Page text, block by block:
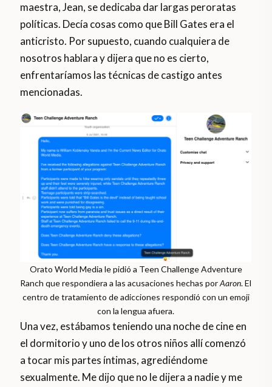
maestra, Jean, se dedicaba dar largas peroratas
políticas. Decía cosas como que Bill Gates era el
anticristo. Por supuesto, cuando cualquiera de
nosotros hablara y dijera que no es cierto,
enfrentaríamos las técnicas de castigo antes
mencionadas.
Orato World Media le pidió a Teen Challenge Adventure
Ranch que respondiera a las acusaciones hechas porAaron. El
centro de tratamiento de adicciones respondió con un emoji
con la lengua afuera.
Una vez, estábamos teniendo una noche de cine en
el dormitorio y uno de los otros niños allí comenzó
a tocar mis partes íntimas, agrediéndome
sexualmente. Me dijo que no le dijera a nadie y me